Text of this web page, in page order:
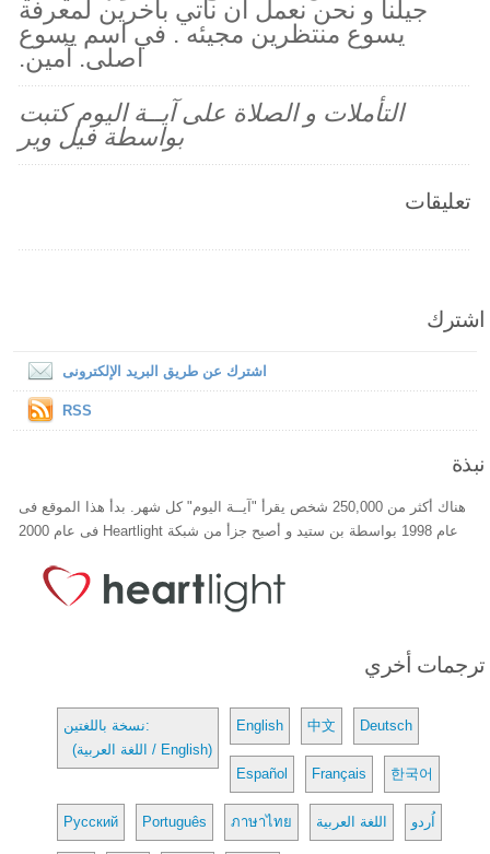
جيلنا و نحن نعمل ان نأتي باخرين لمعرفة
يسوع منتظرين مجيئه . في اسم يسوع
اصلى. آمين.
التأملات و الصلاة على آيــة اليوم كتبت
بواسطة فيل وير
تعليقات
اشترك
اشترك عن طريق البريد الإلكترونى
RSS
نبذة
هناك أكثر من 250,000 شخص يقرأ "آيــة اليوم" كل شهر. بدأ هذا الموقع فى
عام 1998 بواسطة بن ستيد و أصبح جزأ من شبكة Heartlight فى عام 2000
ترجمات أخري
نسخة باللغتين:
(اللغة العربية / English)
English 中文 Deutsch
Español Français 한국어
Русский Português ภาษาไทย اللغة العربية اُردو